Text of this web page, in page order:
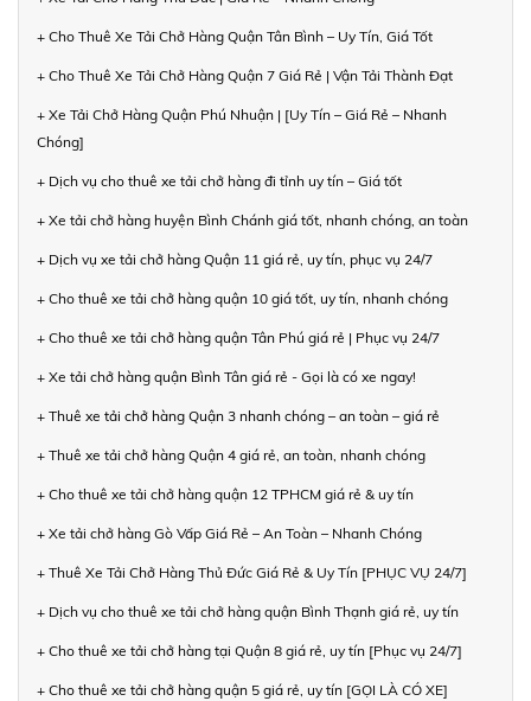
+ Cho Thuê Xe Tải Chở Hàng Quận Tân Bình – Uy Tín, Giá Tốt
+ Cho Thuê Xe Tải Chở Hàng Quận 7 Giá Rẻ | Vận Tải Thành Đạt
+ Xe Tải Chở Hàng Quận Phú Nhuận | [Uy Tín – Giá Rẻ – Nhanh
Chóng]
+ Dịch vụ cho thuê xe tải chở hàng đi tỉnh uy tín – Giá tốt
+ Xe tải chở hàng huyện Bình Chánh giá tốt, nhanh chóng, an toàn
+ Dịch vụ xe tải chở hàng Quận 11 giá rẻ, uy tín, phục vụ 24/7
+ Cho thuê xe tải chở hàng quận 10 giá tốt, uy tín, nhanh chóng
+ Cho thuê xe tải chở hàng quận Tân Phú giá rẻ | Phục vụ 24/7
+ Xe tải chở hàng quận Bình Tân giá rẻ - Gọi là có xe ngay!
+ Thuê xe tải chở hàng Quận 3 nhanh chóng – an toàn – giá rẻ
+ Thuê xe tải chở hàng Quận 4 giá rẻ, an toàn, nhanh chóng
+ Cho thuê xe tải chở hàng quận 12 TPHCM giá rẻ & uy tín
+ Xe tải chở hàng Gò Vấp Giá Rẻ – An Toàn – Nhanh Chóng
+ Thuê Xe Tải Chở Hàng Thủ Đức Giá Rẻ & Uy Tín [PHỤC VỤ 24/7]
+ Dịch vụ cho thuê xe tải chở hàng quận Bình Thạnh giá rẻ, uy tín
+ Cho thuê xe tải chở hàng tại Quận 8 giá rẻ, uy tín [Phục vụ 24/7]
+ Cho thuê xe tải chở hàng quận 5 giá rẻ, uy tín [GỌI LÀ CÓ XE]